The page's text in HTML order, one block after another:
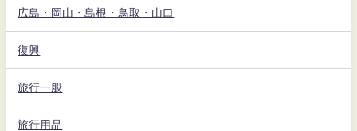
広島・岡山・島根・鳥取・山口
復興
旅行一般
旅行用品